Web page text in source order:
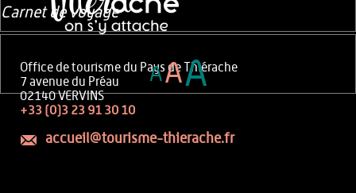
Office de tourisme du Pays de Thiérache
7 avenue du Préau
02140 VERVINS
+33 (0)3 23 91 30 10
accueil@tourisme-thierache.fr
Carnet de voyage
AAA